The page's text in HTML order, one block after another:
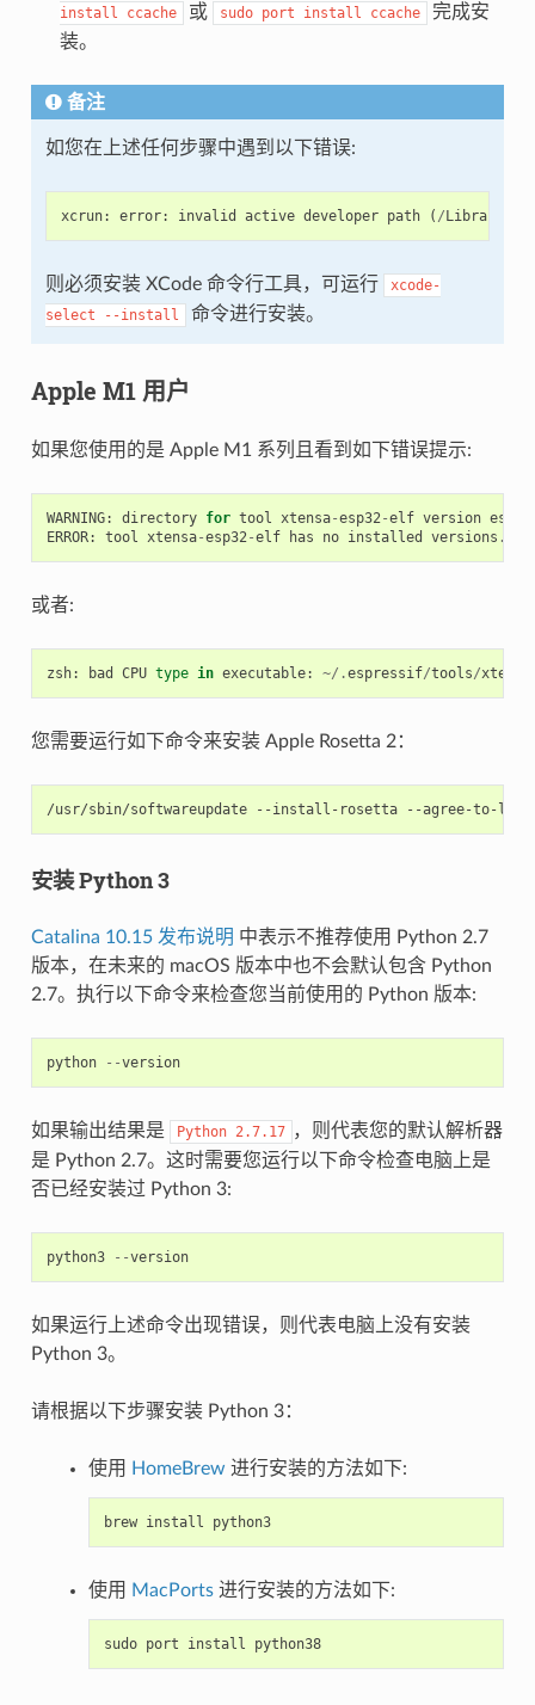
install
ccache 或 sudo port install ccache
完成安
装。
备注
如您在上述任何步骤中遇到以下错误:
xcrun: error: invalid active developer path ( /Library
则必须安装 XCode 命令行工具，可运行
xcode-
select
--install 命令进行安装。
Apple M1 用户
如果您使用的是 Apple M1 系列且看到如下错误提示:
WARNING: directory for tool xtensa-esp32-elf version esp
ERROR: tool xtensa-esp32-elf has no installed versions .
或者:
zsh: bad CPU type in executable: ~/.espressif/tools/xtensa
您需要运行如下命令来安装 Apple Rosetta 2：
安装 Python 3
Catalina 10.15 发布说明 中表示不推荐使用 Python 2.7
版本，在未来的 macOS 版本中也不会默认包含 Python
2.7。执行以下命令来检查您当前使用的 Python 版本:
python --version
如果输出结果是 Python 2.7.17 ，则代表您的默认解析器
是 Python 2.7。这时需要您运行以下命令检查电脑上是
否已经安装过 Python 3:
python3 --version
如果运行上述命令出现错误，则代表电脑上没有安装
Python 3。
请根据以下步骤安装 Python 3：
使用 HomeBrew 进行安装的方法如下:
brew install python3
使用 MacPorts进行安装的方法如下:
sudo port install python38